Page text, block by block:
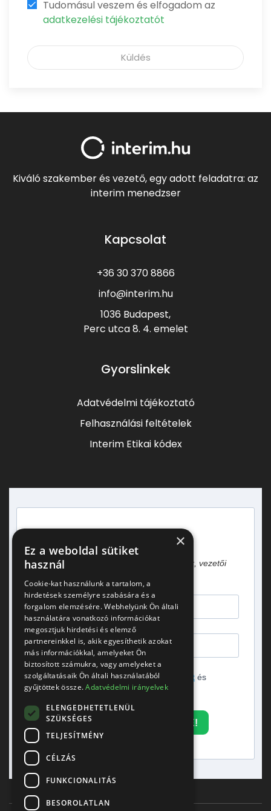
Tudomásul veszem és elfogadom az
adatkezelési tájékoztatót
Küldés
Kiváló szakember és vezető, egy adott feladatra: az
interim menedzser
Kapcsolat
+36 30 370 8866
info@interim.hu
1036 Budapest,
Perc utca 8. 4. emelet
Gyorslinkek
Adatvédelmi tájékoztató
Felhasználási feltételek
Interim Etikai kódex
Gyakorlati tapasztalatok, esettanulmányok, vezetői
Elfogadom azadatvédelmi tájékoztatót és
hozzájárulok a hírlevél küldéséhez.
FELIRATKOZOM A HÍRLEVÉLRE!
×
Ez a weboldal sütiket
használ
Cookie-kat használunk a tartalom, a
hirdetések személyre szabására és a
forgalom elemzésére. Webhelyünk Ön általi
használatára vonatkozó információkat
megosztjuk hirdetési és elemző
partnereinkkel is, akik egyesíthetik azokat
más információkkal, amelyeket Ön
biztosított számukra, vagy amelyeket a
szolgáltatásaik Ön általi használatából
gyűjtöttek össze.Adatvédelmi irányelvek
ELENGEDHETETLENÜL
SZÜKSÉGES
TELJESÍTMÉNY
CÉLZÁS
FUNKCIONALITÁS
BESOROLATLAN